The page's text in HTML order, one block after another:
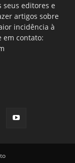
seus editores e
artigos sobre
incidência à
em contato: